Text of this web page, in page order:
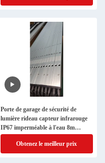
Porte de garage de sécurité de
lumière rideau capteur infrarouge
IP67 imperméable à l'eau 8m
Distance de détection
Obtenez le meilleur prix